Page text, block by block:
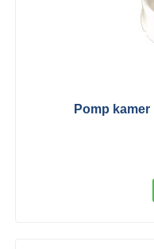
Pomp kamer